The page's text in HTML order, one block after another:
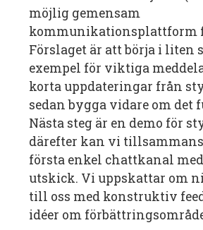
möjlig gemensam
kommunikationsplattform
Förslaget är att börja i liten
exempel för viktiga
korta uppdateringar från
sedan bygga vidare om det
Nästa steg är en demo för
därefter kan vi tillsammans
första enkel chattkanal
utskick. Vi uppskattar om
till oss med konstruktiv
idéer om